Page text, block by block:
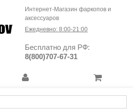
Интернет-Магазин фаркопов и
аксессуаров
Ежедневно: 8:00-21:00
Бесплатно для РФ:
8(800)707-67-31